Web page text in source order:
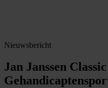
Nieuwsbericht
Jan Janssen